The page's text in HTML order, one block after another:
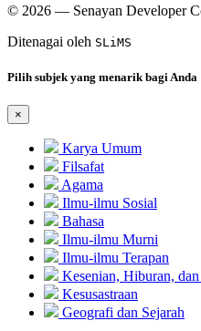
© 2026 — Senayan Developer
Ditenagai oleh SLiMS
Pilih subjek yang menarik bagi Anda
×
Karya Umum
Filsafat
Agama
Ilmu-ilmu Sosial
Bahasa
Ilmu-ilmu Murni
Ilmu-ilmu Terapan
Kesenian, Hiburan,
Kesusastraan
Geografi dan Sejarah